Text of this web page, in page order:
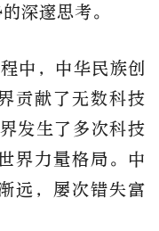
深邃思考。
中，中华民族创
贡献了无数科技
发生了多次科技
界力量格局。中
远，屡次错失富